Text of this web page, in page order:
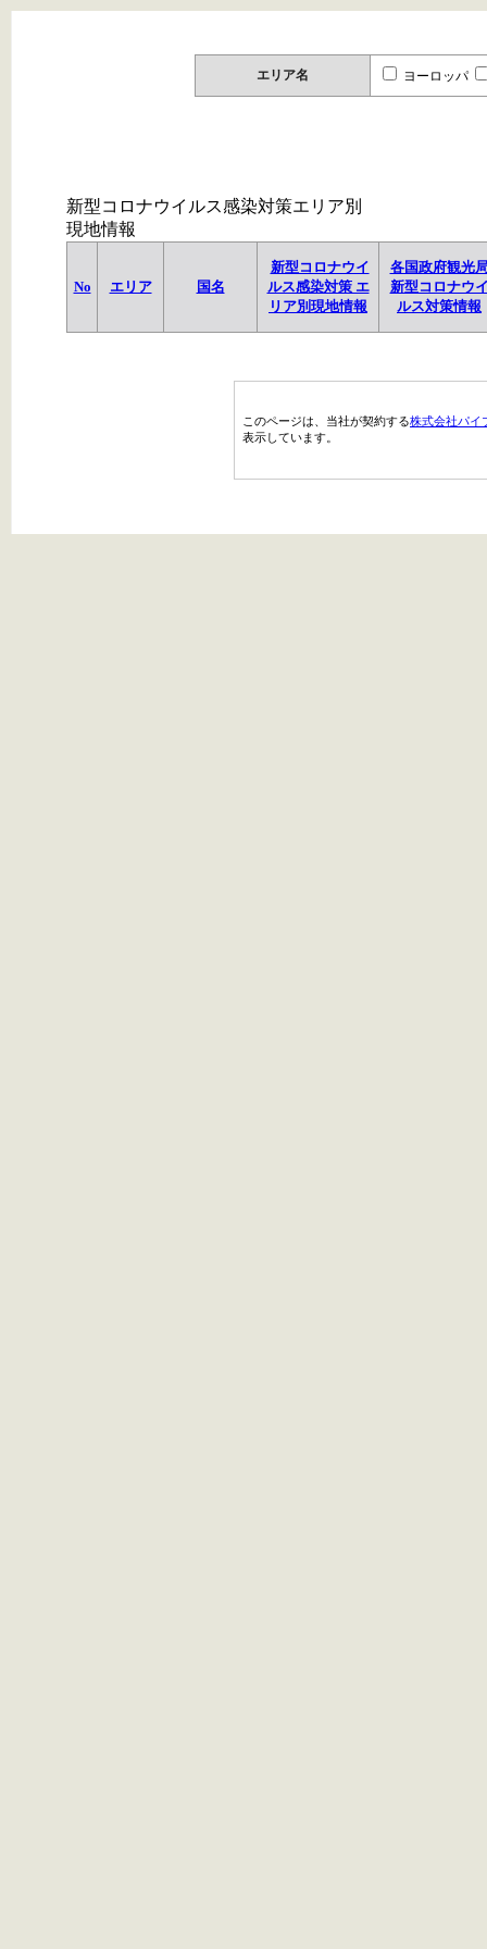
エリア名 ヨーロッパ
新型コロナウイルス感染対策エリア別
現地情報
No エリア 国名
新型コロナウイ
ルス感染対策 エ
リア別現地情報
各国政府観光
新型コロナウ
ルス対策情報
このページは、当社が契約する株式会社パイ
表示しています。